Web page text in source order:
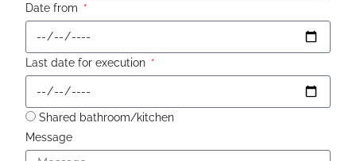
Date from
Last date for execution
Shared bathroom/kitchen
Message